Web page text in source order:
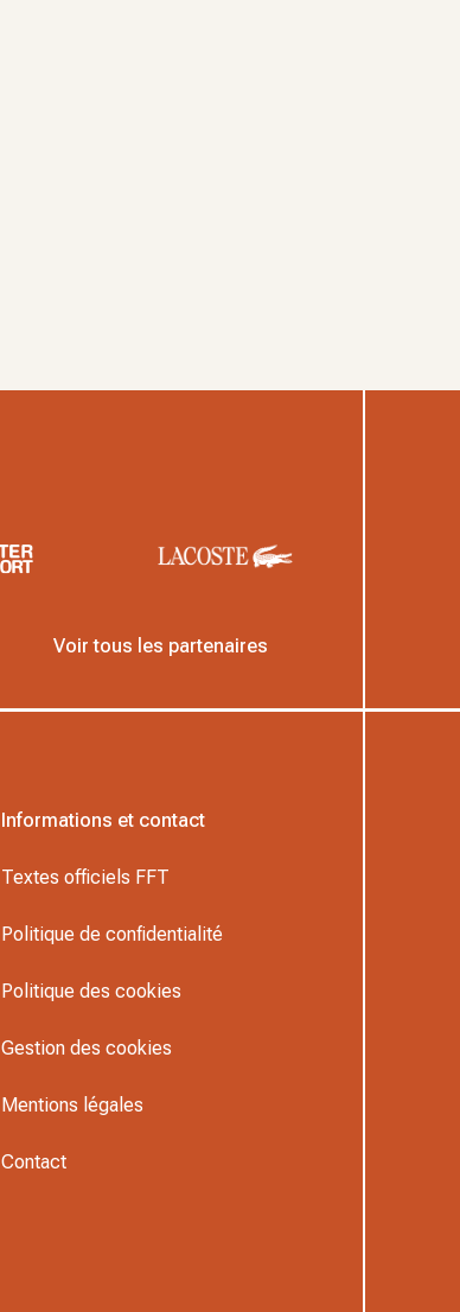
Voir tous les partenaires
Informations et contact
Textes officiels FFT
Politique de confidentialité
Politique des cookies
Gestion des cookies
Mentions légales
Contact